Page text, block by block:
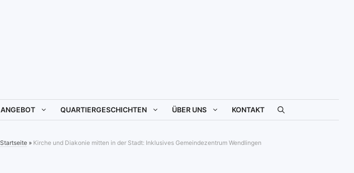
ANGEBOT QUARTIERGESCHICHTEN ÜBER UNS KONTAKT
Startseite» Kirche und Diakonie mitten in der Stadt: Inklusives Gemeindezentrum Wendlingen